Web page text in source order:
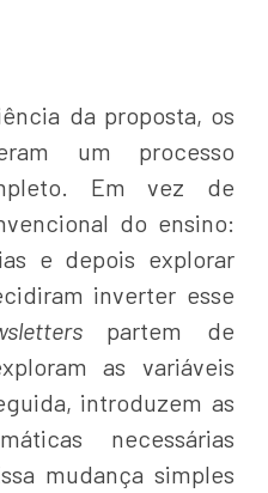
da proposta, os
um processo
Em vez de
do ensino:
e depois explorar
inverter esse
partem de
as variáveis
introduzem as
necessárias
mudança simples